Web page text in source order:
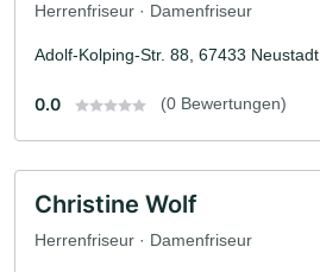
Herrenfriseur · Damenfriseur
Adolf-Kolping-Str. 88, 67433 Neustadt
0.0 (0 Bewertungen)
Christine Wolf
Herrenfriseur · Damenfriseur